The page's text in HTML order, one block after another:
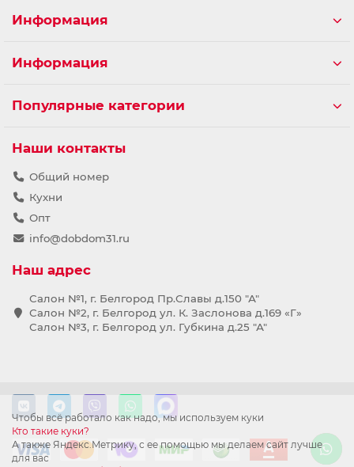
Чтобы всё работало как надо, мы используем куки
Кто такие куки?
А также Яндекс.Метрику, с ее помощью мы делаем сайт лучше
для вас
Информация
Информация
Популярные категории
Наши контакты
Общий номер
Кухни
Опт
info@dobdom31.ru
Наш адрес
Салон №1, г. Белгород Пр.Славы д.150 "А"
Салон №2, г. Белгород ул. К. Заслонова д.169 «Г»
Салон №3, г. Белгород ул. Губкина д.25 "А"